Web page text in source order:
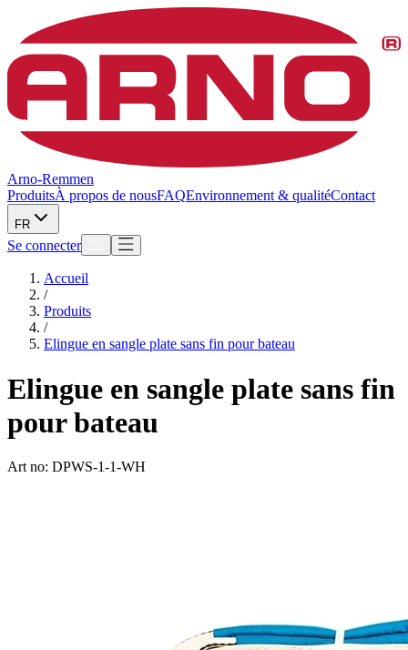
Arno-Remmen
ProduitsÀ propos de nousFAQEnvironnement & qualitéContact
FR
Se connecter
Accueil
/
Produits
/
Elingue en sangle plate sans fin pour bateau
Elingue en sangle plate sans fin
pour bateau
Art no: DPWS-1-1-WH